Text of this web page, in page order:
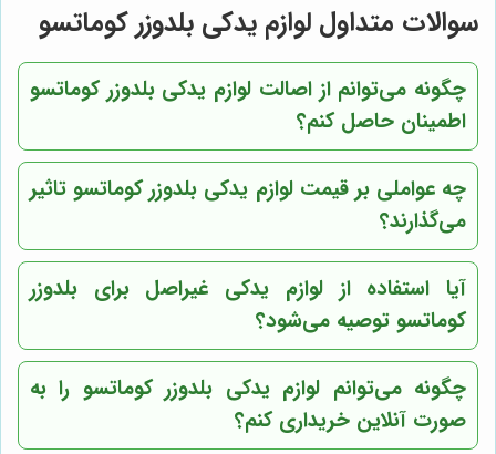
سوالات متداول لوازم یدکی بلدوزر کوماتسو
چگونه می‌توانم از اصالت لوازم یدکی بلدوزر کوماتسو
اطمینان حاصل کنم؟
چه عواملی بر قیمت لوازم یدکی بلدوزر کوماتسو تاثیر
می‌گذارند؟
آیا استفاده از لوازم یدکی غیراصل برای بلدوزر
کوماتسو توصیه می‌شود؟
چگونه می‌توانم لوازم یدکی بلدوزر کوماتسو را به
صورت آنلاین خریداری کنم؟